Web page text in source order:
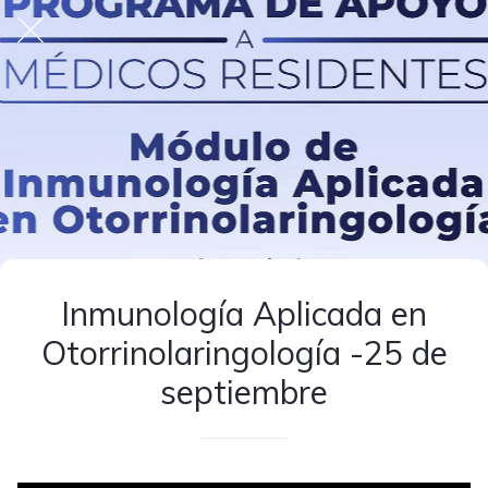
Inmunología Aplicada en
Otorrinolaringología -25 de
septiembre